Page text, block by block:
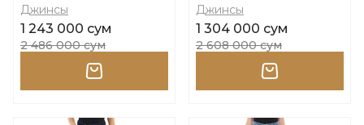
Джинсы
1 243 000 сум
2 486 000 сум
Джинсы
1 304 000 сум
2 608 000 сум